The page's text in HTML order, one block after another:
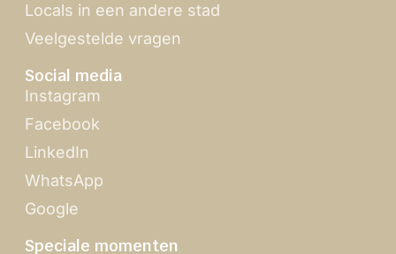
Locals in een andere stad
Veelgestelde vragen
Social media
Instagram
Facebook
LinkedIn
WhatsApp
Google
Speciale momenten